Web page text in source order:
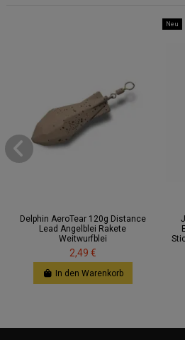
Delphin AeroTear 120g Distance
Lead Angelblei Rakete
Weitwurfblei
2,49 €
In den Warenkorb
Neu